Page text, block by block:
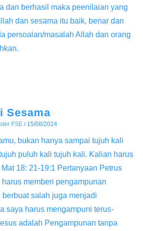
dan berhasil maka peenilaian yang
dan sesama itu baik, benar dan
persoalan/masalah Allah dan orang
Sesama
FSE / 15/08/2024
bukan hanya sampai tujuh kali
puluh kali tujuh kali. Kalian harus
18: 21-19:1 Pertanyaan Petrus
memberi pengampunan
berbuat salah juga menjadi
saya harus mengampuni terus-
adalah Pengampunan tanpa